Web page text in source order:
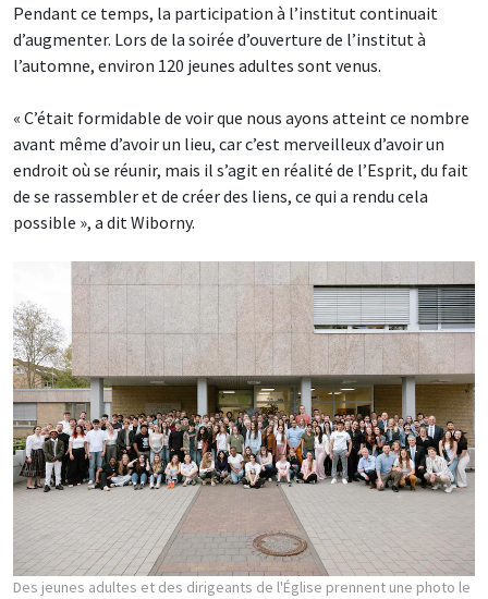
Pendant ce temps, la participation à l’institut continuait
d’augmenter. Lors de la soirée d’ouverture de l’institut à
l’automne, environ 120 jeunes adultes sont venus.
« C’était formidable de voir que nous ayons atteint ce nombre
avant même d’avoir un lieu, car c’est merveilleux d’avoir un
endroit où se réunir, mais il s’agit en réalité de l’Esprit, du fait
de se rassembler et de créer des liens, ce qui a rendu cela
possible », a dit Wiborny.
Des jeunes adultes et des dirigeants de l'Église prennent une photo le